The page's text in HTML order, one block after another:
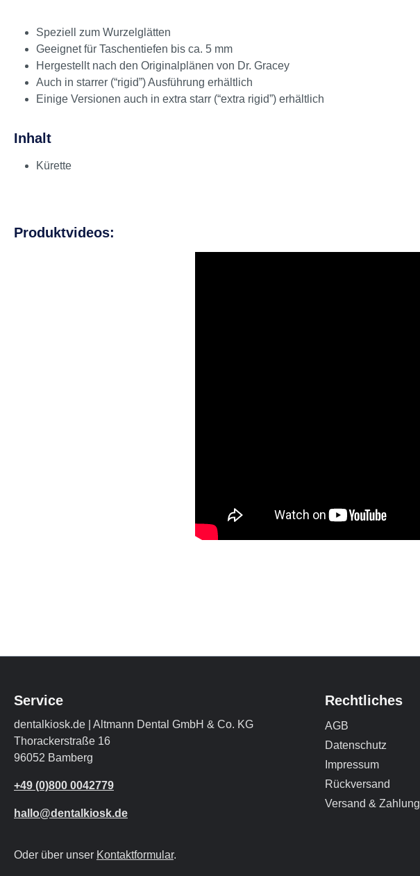
Speziell zum Wurzelglätten
Geeignet für Taschentiefen bis ca. 5 mm
Hergestellt nach den Originalplänen von Dr. Gracey
Auch in starrer (“rigid”) Ausführung erhältlich
Einige Versionen auch in extra starr (“extra rigid”) erhältlich
Inhalt
Kürette
Produktvideos:
Service
dentalkiosk.de | Altmann Dental GmbH & Co. KG
Thorackerstraße 16
96052 Bamberg
+49 (0)800 0042779
hallo@dentalkiosk.de
Oder über unser Kontaktformular.
Rechtliches
AGB
Datenschutz
Impressum
Rückversand
Versand & Zahlung